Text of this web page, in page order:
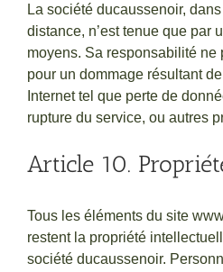
La société ducaussenoir,
distance, n’est tenue que par
moyens. Sa responsabilité ne
pour un dommage résultant
Internet tel que perte de
rupture du service, ou autres
Article 10.
Tous les éléments du site
restent la propriété
société ducaussenoir.